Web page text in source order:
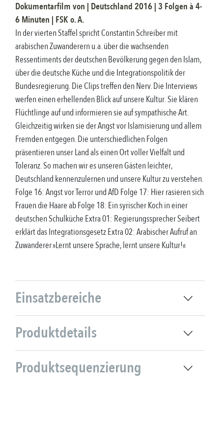
Dokumentarfilm von | Deutschland 2016 |3 Folgen à 4-
6 Minuten | FSKo. A.
In der vierten Staffel spricht Constantin Schreiber mit
arabischen Zuwanderern u.a. über die wachsenden
Ressentiments der deutschen Bevölkerung gegen den Islam,
über die deutsche Küche und die Integrationspolitik der
Bundesregierung. Die Clips treffen den Nerv. Die Interviews
werfen einen erhellenden Blick auf unsere Kultur. Sie klären
Flüchtlinge auf und informieren sie auf sympathische Art.
Gleichzeitig wirken sie der Angst vor Islamisierung und allem
Fremden entgegen. Die unterschiedlichen Folgen
präsentieren unser Land als einen Ort voller Vielfalt und
Toleranz. So machen wir es unseren Gästen leichter,
Deutschland kennenzulernen und unsere Kultur zu verstehen.
Folge 16: Angst vor Terror und AfD Folge 17: Hier rasieren sich
Frauen die Haare ab Folge 18: Ein syrischer Koch in einer
deutschen Schulküche Extra 01: Regierungssprecher Seibert
erklärt das Integrationsgesetz Extra 02: Arabischer Aufruf an
Zuwanderer »Lernt unsere Sprache, lernt unsere Kultur!«
Einsatzbereiche
Produktdetails
Produktsequenzierung